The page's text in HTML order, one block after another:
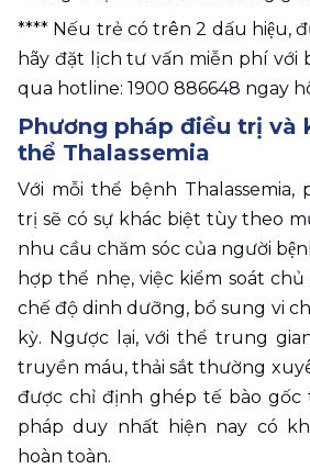
**** Nếu trẻ có trên 2 dấu hiệu,
hãy đặt lịch tư vấn miễn phí với
qua hotline: 1900 886648 ngay
Phương pháp điều trị và
thể Thalassemia
Với mỗi thể bệnh Thalassemia,
trị sẽ có sự khác biệt tùy theo
nhu cầu chăm sóc của người
hợp thể nhẹ, việc kiểm soát
chế độ dinh dưỡng, bổ sung vi
kỳ. Ngược lại, với thể trung
truyền máu, thải sắt thường
được chỉ định ghép tế bào gốc
pháp duy nhất hiện nay có
hoàn toàn.